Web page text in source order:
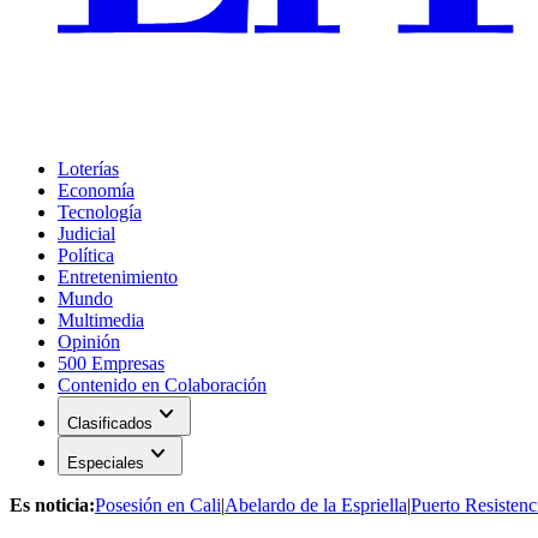
Loterías
Economía
Tecnología
Judicial
Política
Entretenimiento
Mundo
Multimedia
Opinión
500 Empresas
Contenido en Colaboración
Clasificados expand_more
Especiales expand_more
Es noticia:Posesión en Cali|Abelardo de la Espriella|Puerto